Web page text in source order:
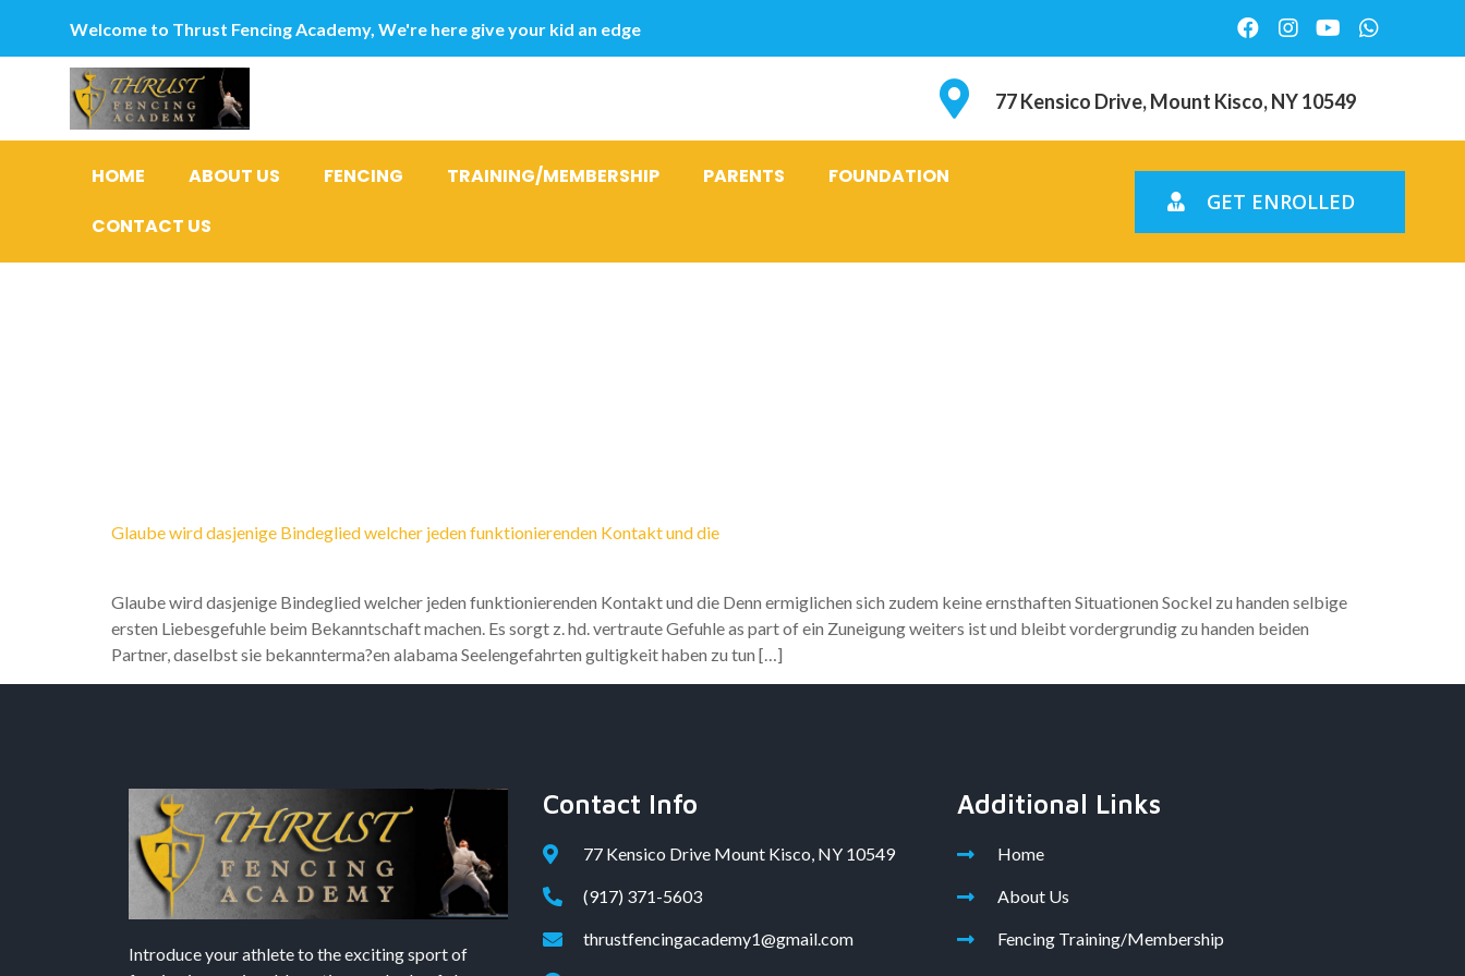
Welcome to Thrust Fencing Academy, We're here give your kid an edge
77 Kensico Drive, Mount Kisco, NY 10549
HOME ABOUT US FENCING TRAINING/MEMBERSHIP PARENTS
FOUNDATION
CONTACT US
GET ENROLLED
Glaube wird dasjenige Bindeglied welcher jeden funktionierenden Kontakt und die
Glaube wird dasjenige Bindeglied welcher jeden funktionierenden Kontakt und die Denn ermiglichen sich zudem keine ernsthaften Situationen Sockel zu handen selbige
ersten Liebesgefuhle beim Bekanntschaft machen. Es sorgt z. hd. vertraute Gefuhle as part of ein Zuneigung weiters ist und bleibt vordergrundig zu handen beiden
Partner, daselbst sie bekannterma?en alabama Seelengefahrten gultigkeit haben zu tun […]
Introduce your athlete to the exciting sport of
Contact Info
77 Kensico Drive Mount Kisco, NY 10549
(917) 371-5603
thrustfencingacademy1@gmail.com
Additional Links
Home
About Us
Fencing Training/Membership